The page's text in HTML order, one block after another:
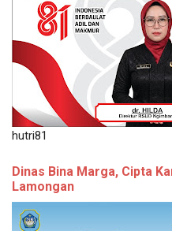
hutri81
Dinas Bina Marga, Cipta
Lamongan